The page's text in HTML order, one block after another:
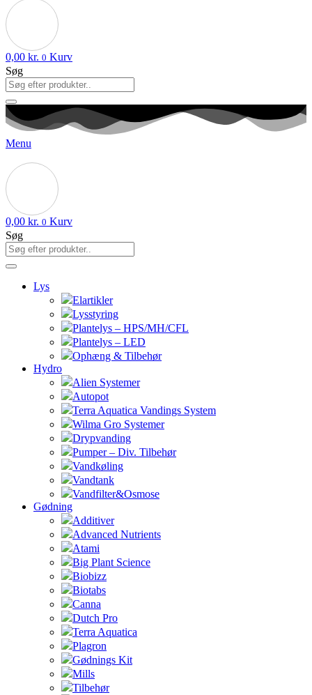
0,00 kr. 0 Kurv
Søg
Menu
0,00 kr. 0 Kurv
Søg
Lys
Elartikler
Lysstyring
Plantelys – HPS/MH/CFL
Plantelys – LED
Ophæng & Tilbehør
Hydro
Alien Systemer
Autopot
Terra Aquatica Vandings System
Wilma Gro Systemer
Drypvanding
Pumper – Div. Tilbehør
Vandkøling
Vandtank
Vandfilter&Osmose
Gødning
Additiver
Advanced Nutrients
Atami
Big Plant Science
Biobizz
Biotabs
Canna
Dutch Pro
Terra Aquatica
Plagron
Gødnings Kit
Mills
Tilbehør